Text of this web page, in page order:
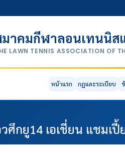
าคมกีฬาลอนเทนนิส
LAWN TENNIS ASSOCIATION OF
หน้าแรก กฎและระเบียบ
ศึกยู14 เอเชี่ยน แชมเ